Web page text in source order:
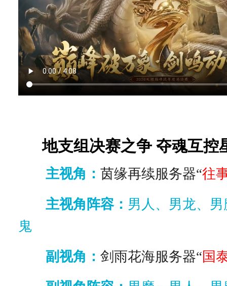
地支组决赛之争 夺魂互控
主视角：茵缘再续服务器“往
主视角阵容： 男人、男龙、
鬼
副视角：剑雨花海服务器“国